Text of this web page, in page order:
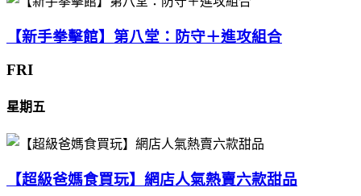
【新手拳擊館】第八堂：防守＋進攻組合
FRI
星期五
【超級爸媽食買玩】網店人氣熱賣六款甜品